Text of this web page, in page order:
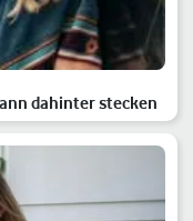
dahinter stecken